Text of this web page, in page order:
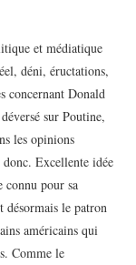
et médiatique
déni, éructations,
concernant Donald
sur Poutine,
les opinions
Excellente idée
connu pour sa
désormais le patron
américains qui
Comme le